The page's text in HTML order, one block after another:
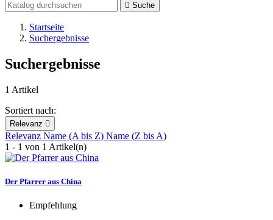
 Suche
Startseite
Suchergebnisse
Suchergebnisse
1 Artikel
Sortiert nach:
Relevanz 
Relevanz Name (A bis Z) Name (Z bis A)
1 - 1 von 1 Artikel(n)
Der Pfarrer aus China
Empfehlung